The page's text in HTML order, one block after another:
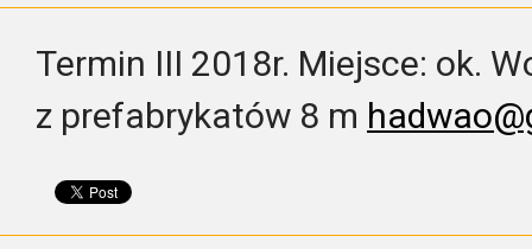
Termin III 2018r. Miejsce: ok.
z prefabrykatów 8 m